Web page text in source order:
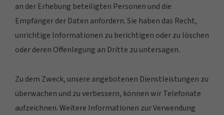
an der Erhebung beteiligten Personen und die
Empfänger der Daten anfordern. Sie haben das Recht,
unrichtige Informationen zu berichtigen oder zu löschen
oder deren Offenlegung an Dritte zu untersagen.
Zu dem Zweck, unsere angebotenen Dienstleistungen zu
überwachen und zu verbessern, können wir Telefonate
aufzeichnen. Weitere Informationen zur Verwendung